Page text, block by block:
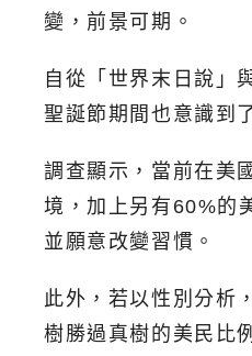
變，前景可期。
自從「世界末日說」
聖誕節期間也意識到
調查顯示，當前在美
境，加上另有60%的
並願意改變習慣。
此外，若以性別分析
樹勝過真樹的美民比